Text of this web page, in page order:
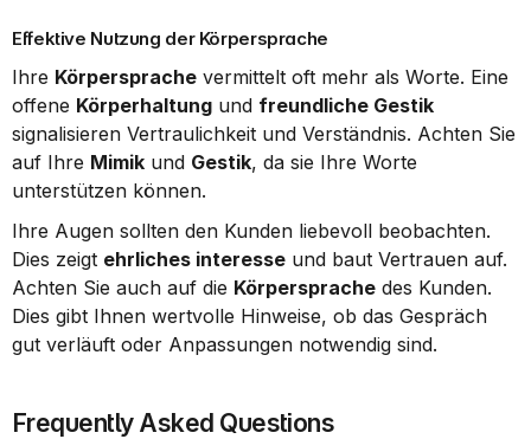
Effektive Nutzung der Körpersprache
Ihre Körpersprache vermittelt oft mehr als Worte. Eine
offene Körperhaltung und freundliche Gestik
signalisieren Vertraulichkeit und Verständnis. Achten Sie
auf Ihre Mimik und Gestik, da sie Ihre Worte
unterstützen können.
Ihre Augen sollten den Kunden liebevoll beobachten.
Dies zeigt ehrliches interesse und baut Vertrauen auf.
Achten Sie auch auf die Körpersprache des Kunden.
Dies gibt Ihnen wertvolle Hinweise, ob das Gespräch
gut verläuft oder Anpassungen notwendig sind.
Frequently Asked Questions